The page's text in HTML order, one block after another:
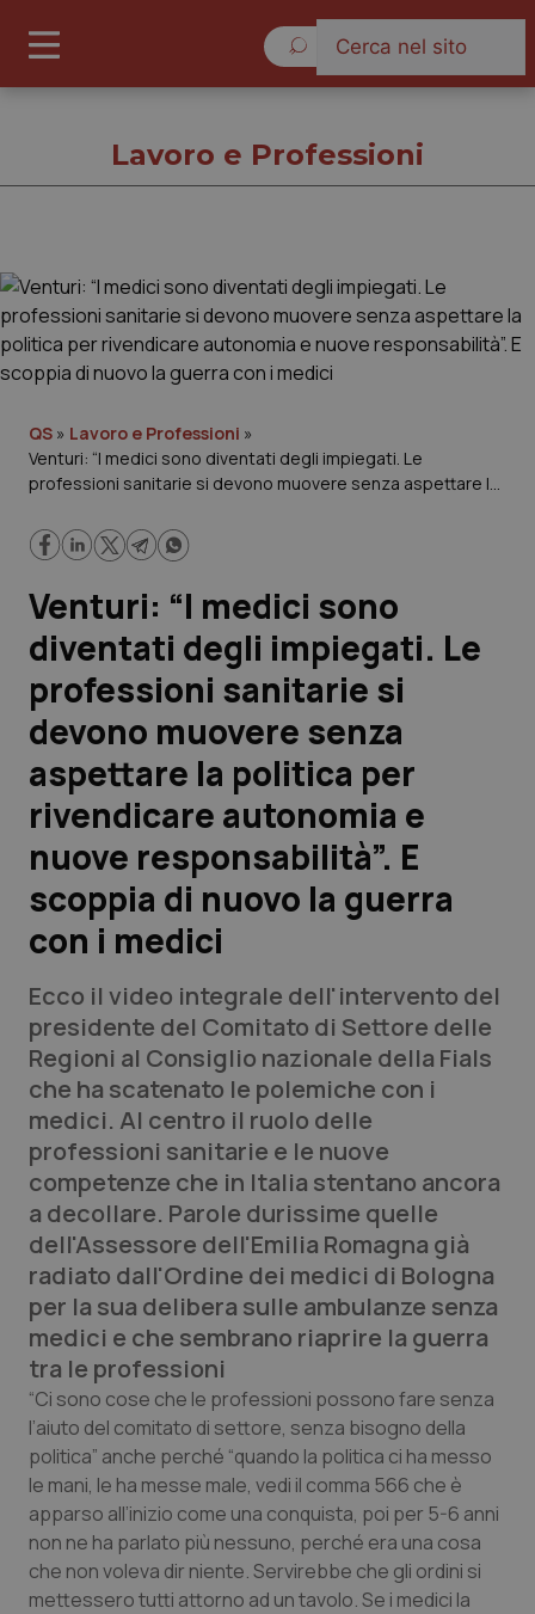
Cronache
Regioni e Asl
Lavoro e Professioni
Scienza e Farmaci
Studi e Analisi
Lettere al direttore
Edizioni Regionali
Professionisti Sanitari.AI
Basilicata
Calabria
Campania
Emilia-Romagna
Friuli Venezia Giulia
Lazio
Liguria
Lombardia
Marche
Molise
Artrite & artrosi
Asma & BPCO
Car-T
Colesterolo & coronaropatie
Dermatite Atopica
Diabete & glucometri
Disturbi dell’umore
Dolore
Donna & Salute
Epatiti
QS Club Newsletter
Lavoro e Professioni
QS » Lavoro e Professioni »
Venturi: “I medici sono diventati degli impiegati. Le
professioni sanitarie si devono muovere senza aspettare la
scoppia di nuovo la guerra con i medici
Venturi: “I medici sono
diventati degli impiegati. Le
professioni sanitarie si
devono muovere senza
aspettare la politica per
rivendicare autonomia e
nuove responsabilità”. E
scoppia di nuovo la guerra
con i medici
Ecco il video integrale dell'intervento del
presidente del Comitato di Settore delle
Regioni al Consiglio nazionale della Fials
che ha scatenato le polemiche con i
medici. Al centro il ruolo delle
professioni sanitarie e le nuove
competenze che in Italia stentano ancora
a decollare. Parole durissime quelle
dell'Assessore dell'Emilia Romagna già
radiato dall'Ordine dei medici di Bologna
per la sua delibera sulle ambulanze senza
medici e che sembrano riaprire la guerra
tra le professioni
“Ci sono cose che le professioni possono fare senza
l’aiuto del comitato di settore, senza bisogno della
politica” anche perché “quando la politica ci ha messo
le mani, le ha messe male, vedi il comma 566 che è
apparso all’inizio come una conquista, poi per 5-6 anni
non ne ha parlato più nessuno, perché era una cosa
che non voleva dir niente. Servirebbe che gli ordini si
mettessero tutti attorno ad un tavolo. Se i medici la